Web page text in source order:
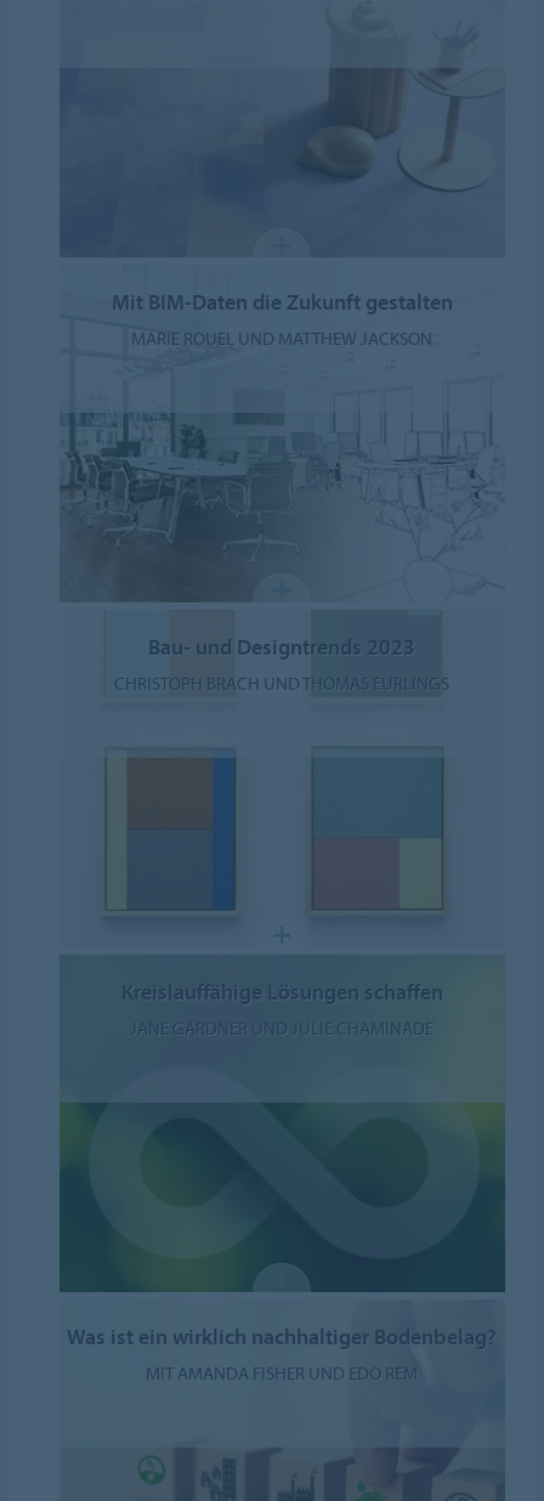
Mit BIM-Daten die Zukunft gestalten
MARIE ROUEL UND MATTHEW JACKSON
Bau- und Designtrends 2023
CHRISTOPH BRACH UND THOMAS EURLINGS
Kreislauffähige Lösungen schaffen
JANE GARDNER UND JULIE CHAMINADE
Was ist ein wirklich nachhaltiger Bodenbelag?
MIT AMANDA FISHER UND EDO REM